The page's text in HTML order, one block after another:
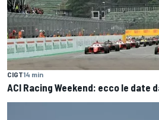
CIGT14 min
ACI Racing Weekend: ecco le date